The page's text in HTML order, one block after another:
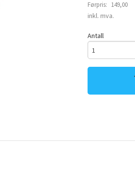
Førpris: 149,00
Rabatt
inkl. mva.
Antall